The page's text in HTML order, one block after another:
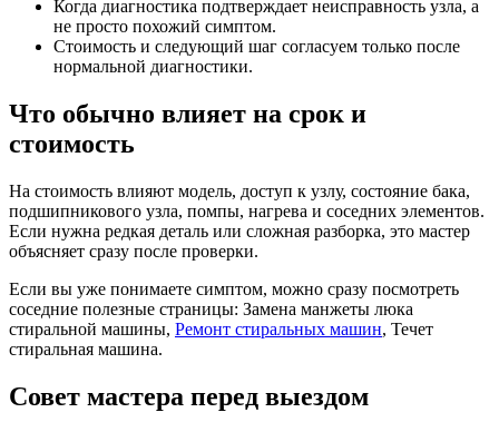
Когда диагностика подтверждает неисправность узла, а
не просто похожий симптом.
Стоимость и следующий шаг согласуем только после
нормальной диагностики.
Что обычно влияет на срок и
стоимость
На стоимость влияют модель, доступ к узлу, состояние бака,
подшипникового узла, помпы, нагрева и соседних элементов.
Если нужна редкая деталь или сложная разборка, это мастер
объясняет сразу после проверки.
Если вы уже понимаете симптом, можно сразу посмотреть
соседние полезные страницы: Замена манжеты люка
стиральной машины, Ремонт стиральных машин, Течет
стиральная машина.
Совет мастера перед выездом